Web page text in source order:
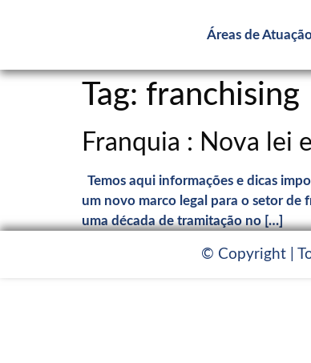
Áreas de
Tag: franchising
Franquia : Nova lei
Temos aqui informações e dicas
um novo marco legal para o setor de
uma década de tramitação no […]
© Copyright |